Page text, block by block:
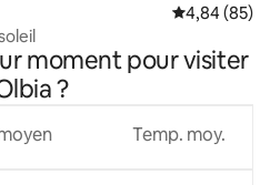
Évaluation
4,84 (85)
moment pour visiter
?
Temp. moy.